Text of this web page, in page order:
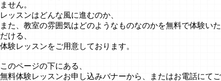
ません。
レッスンはどんな風に進むのか、
また、教室の雰囲気はどのようなものなのかを無料で体験いた
だける、
体験レッスンをご用意しております。
このページの下にある、
無料体験レッスンお申し込みバナーから、またはお電話にてご